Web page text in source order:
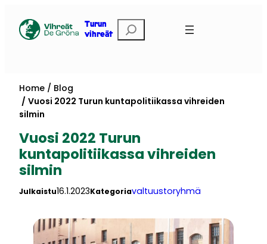
content
Turun
vihreät
Etsi
Home
Blog
Vuosi 2022 Turun kuntapolitiikassa vihreiden
silmin
Vuosi 2022 Turun
kuntapolitiikassa vihreiden
silmin
Julkaistu16.1.2023Kategoriavaltuustoryhmä